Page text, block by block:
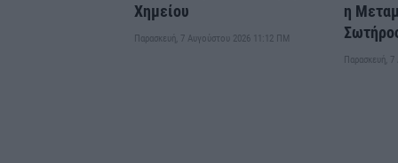
Χημείου
Παρασκευή, 7 Αυγούστου 2026 11:12 ΠΜ
η
Παρασκευή,